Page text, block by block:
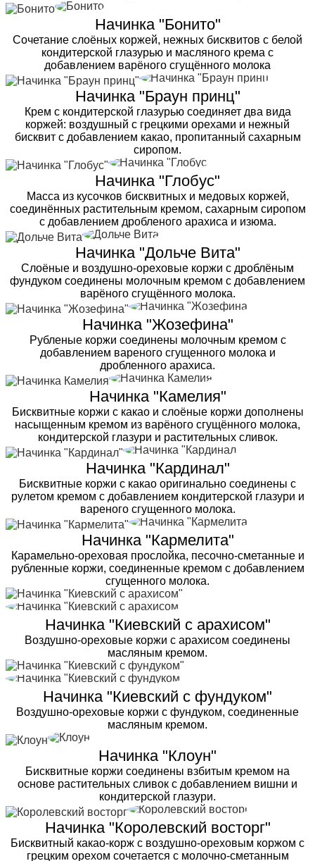
Начинка "Бонито"
Сочетание слоёных коржей, нежных бисквитов с белой
кондитерской глазурью и масляного крема с
добавлением варёного сгущённого молока
Начинка "Браун принц"
Крем с кондитерской глазурью соединяет два вида
коржей: воздушный с грецкими орехами и нежный
бисквит с добавлением какао, пропитанный сахарным
сиропом.
Начинка "Глобус"
Масса из кусочков бисквитных и медовых коржей,
соединённых растительным кремом, сахарным сиропом
с добавлением дробленого арахиса и изюма.
Начинка "Дольче Вита"
Слоёные и воздушно-ореховые коржи с дроблёным
фундуком соединены молочным кремом с добавлением
варёного сгущённого молока.
Начинка "Жозефина"
Рубленые коржи соединены молочным кремом с
добавлением вареного сгущенного молока и
дробленного арахиса.
Начинка "Камелия"
Бисквитные коржи с какао и слоёные коржи дополнены
насыщенным кремом из варёного сгущённого молока,
кондитерской глазури и растительных сливок.
Начинка "Кардинал"
Бисквитные коржи с какао оригинально соединены с
рулетом кремом с добавлением кондитерской глазури и
вареного сгущенного молока.
Начинка "Кармелита"
Карамельно-ореховая прослойка, песочно-сметанные и
рубленные коржи, соединенные кремом с добавлением
сгущенного молока.
Начинка "Киевский с арахисом"
Воздушно-ореховые коржи с арахисом соединены
масляным кремом.
Начинка "Киевский с фундуком"
Воздушно-ореховые коржи с фундуком, соединенные
масляным кремом.
Начинка "Клоун"
Бисквитные коржи соединены взбитым кремом на
основе растительных сливок с добавлением вишни и
кондитерской глазури.
Начинка "Королевский восторг"
Бисквитный какао-корж с воздушно-ореховым коржом с
грецким орехом сочетается с молочно-сметанным